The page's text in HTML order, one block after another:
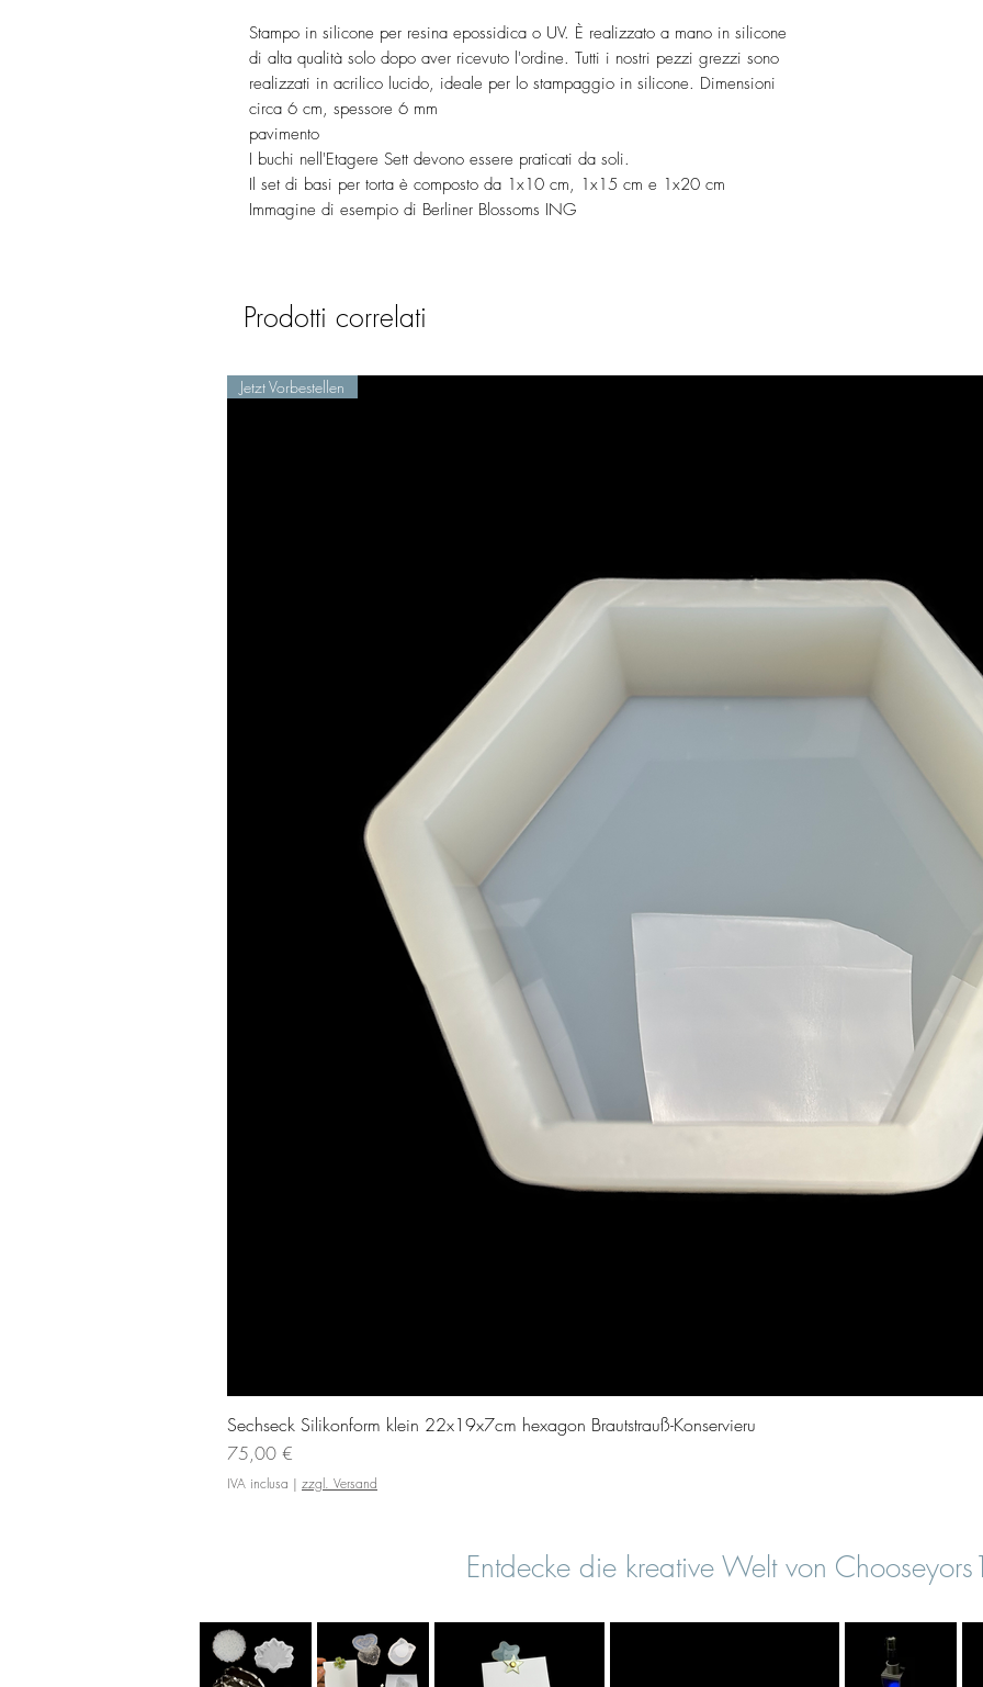
Stampo in silicone per resina epossidica o UV. È realizzato a mano in silicone
di alta qualità solo dopo aver ricevuto l'ordine. Tutti i nostri pezzi grezzi sono
realizzati in acrilico lucido, ideale per lo stampaggio in silicone. Dimensioni
circa 6 cm, spessore 6 mm
pavimento
I buchi nell'Etagere Sett devono essere praticati da soli.
Il set di basi per torta è composto da 1x10 cm, 1x15 cm e 1x20 cm
Immagine di esempio di Berliner Blossoms ING
Prodotti correlati
Vista rapida
Jetzt Vorbestellen
Sechseck Silikonform klein 22x19x7cm hexagon Brautstrauß-Konservieru
Prezzo
75,00 €
IVA inclusa | zzgl. Versand
Entdecke die kreative Welt von